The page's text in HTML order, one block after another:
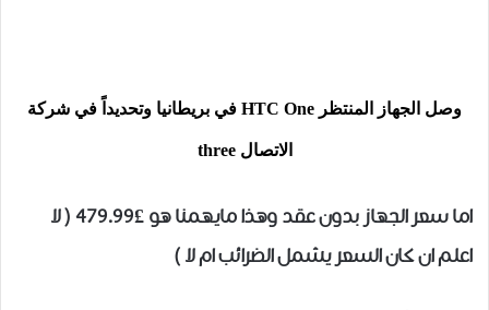
وصل الجهاز المنتظر HTC One في بريطانيا وتحديداً في شركة
الاتصال three
اما سعر الجهاز بدون عقد وهذا مايهمنا هو £479.99 ( لا
اعلم ان كان السعر يشمل الضرائب ام لا )